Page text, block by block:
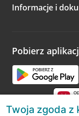
Zachęcamy do
opinie.
Informacje i
Pobierz
Twoja zgoda z